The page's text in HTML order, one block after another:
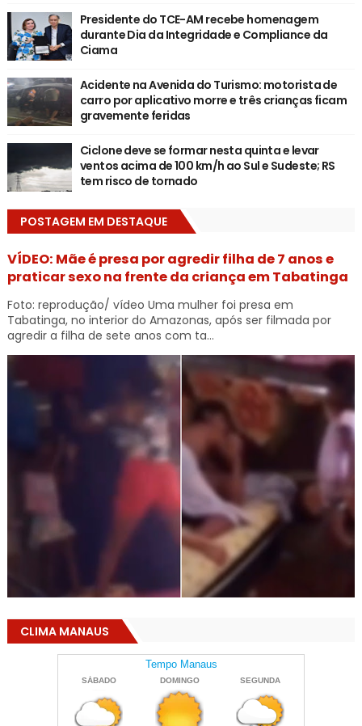
Presidente do TCE-AM recebe homenagem
durante Dia da Integridade e Compliance da
Ciama
Acidente na Avenida do Turismo: motorista de
carro por aplicativo morre e três crianças ficam
gravemente feridas
Ciclone deve se formar nesta quinta e levar
ventos acima de 100 km/h ao Sul e Sudeste; RS
tem risco de tornado
POSTAGEM EM DESTAQUE
VÍDEO: Mãe é presa por agredir filha de 7 anos e
praticar sexo na frente da criança em Tabatinga
Foto: reprodução/ vídeo Uma mulher foi presa em
Tabatinga, no interior do Amazonas, após ser filmada por
agredir a filha de sete anos com ta...
CLIMA MANAUS